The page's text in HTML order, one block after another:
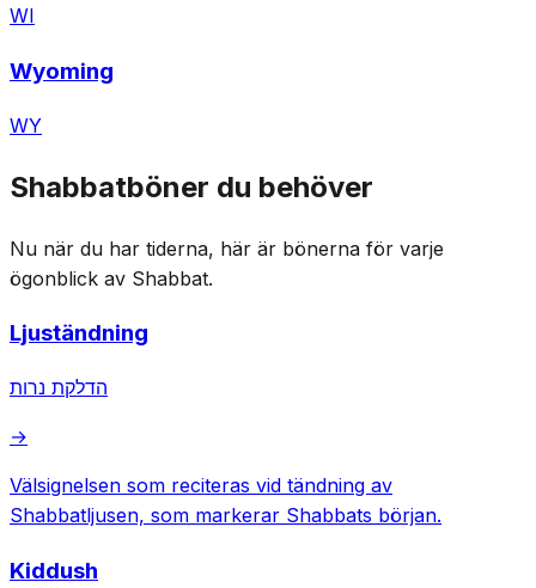
WI
Wyoming
WY
Shabbatböner du behöver
Nu när du har tiderna, här är bönerna för varje
ögonblick av Shabbat.
Ljuständning
הדלקת נרות
→
Välsignelsen som reciteras vid tändning av
Shabbatljusen, som markerar Shabbats början.
Kiddush